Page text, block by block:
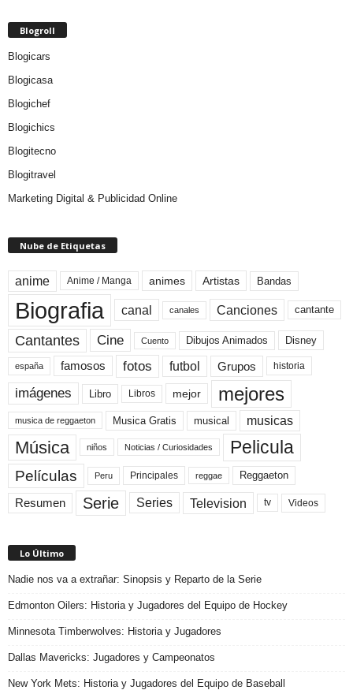
Blogroll
Blogicars
Blogicasa
Blogichef
Blogichics
Blogitecno
Blogitravel
Marketing Digital & Publicidad Online
Nube de Etiquetas
anime Anime / Manga animes Artistas Bandas
Biografia canal canales Canciones cantante
Cantantes Cine Cuento Dibujos Animados Disney
españa famosos fotos futbol Grupos historia
imágenes Libro Libros mejor mejores
musica de reggaeton Musica Gratis musical musicas
Música niños Noticias / Curiosidades Pelicula
Películas Peru Principales reggae Reggaeton
Resumen Serie Series Television tv Videos
Lo Último
Nadie nos va a extrañar: Sinopsis y Reparto de la Serie
Edmonton Oilers: Historia y Jugadores del Equipo de Hockey
Minnesota Timberwolves: Historia y Jugadores
Dallas Mavericks: Jugadores y Campeonatos
New York Mets: Historia y Jugadores del Equipo de Baseball